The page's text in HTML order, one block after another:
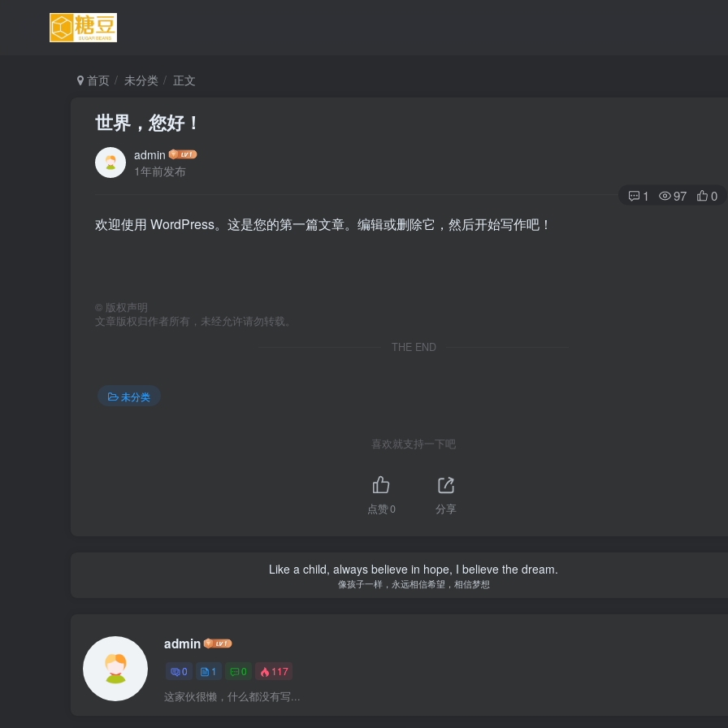
首页 未分类 正文
世界，您好！
admin
1年前发布
1 97 0
欢迎使用 WordPress。这是您的第一篇文章。编辑或删除它，然后开始写作吧！
© 版权声明
文章版权归作者所有，未经允许请勿转载。
THE END
未分类
喜欢就支持一下吧
点赞0 分享
Like a child, always believe in hope, I believe the dream.
像孩子一样，永远相信希望，相信梦想
admin
0 1 0 117
这家伙很懒，什么都没有写...